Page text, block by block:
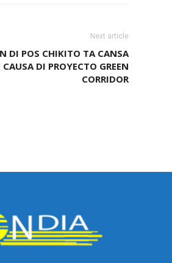
Next article
DI POS CHIKITO TA CANSA
DI PROYECTO GREEN
CORRIDOR